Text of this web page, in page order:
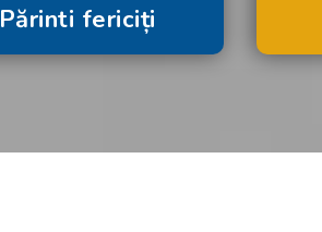
Părinti fericiți